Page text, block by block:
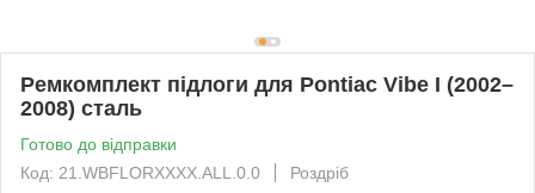
Ремкомплект підлоги для Pontiac Vibe I (2002–
2008) сталь
Готово до відправки
Код: 21.WBFLORXXXX.ALL.0.0
Роздріб